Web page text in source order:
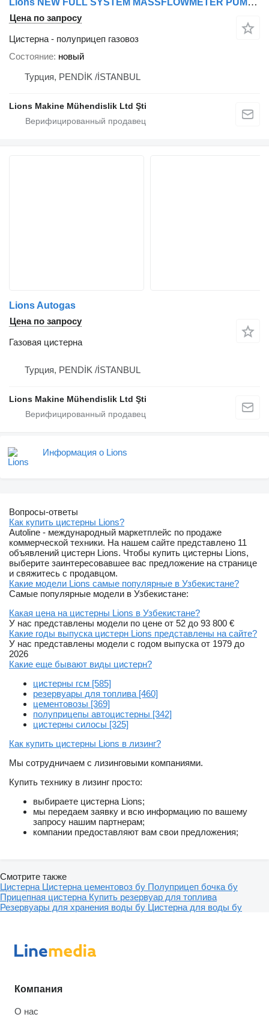
Цена по запросу
Цистерна - полуприцеп газовоз
Состояние новый
Турция, PENDİK /İSTANBUL
Lions Makine Mühendislik Ltd Şti
Lions Autogas
Цена по запросу
Газовая цистерна
Турция, PENDİK /İSTANBUL
Lions Makine Mühendislik Ltd Şti
Информация о Lions
Вопросы-ответы
Как купить цистерны Lions?
Autoline - международный маркетплейс по продаже
коммерческой техники. На нашем сайте представлено 11
объявлений цистерн Lions. Чтобы купить цистерны Lions,
выберите заинтересовавшее вас предложение на странице
и свяжитесь с продавцом.
Какие модели Lions самые популярные в Узбекистане?
Самые популярные модели в Узбекистане:
Какая цена на цистерны Lions в Узбекистане?
У нас представлены модели по цене от 52 до 93 800 €
Какие годы выпуска цистерн Lions представлены на сайте?
У нас представлены модели с годом выпуска от 1979 до
2026
Какие еще бывают виды цистерн?
цистерны гсм [585]
резервуары для топлива [460]
цементовозы [369]
полуприцепы автоцистерны [342]
цистерны силосы [325]
Как купить цистерны Lions в лизинг?
Мы сотрудничаем с лизинговыми компаниями.
Купить технику в лизинг просто:
выбираете цистерна Lions;
мы передаем заявку и всю информацию по вашему
запросу нашим партнерам;
компании предоставляют вам свои предложения;
Смотрите также
Цистерна Цистерна цементовоз бу Полуприцеп бочка бу
Прицепная цистерна Купить резервуар для топлива
Резервуары для хранения воды бу Цистерна для воды бу
Компания
О нас